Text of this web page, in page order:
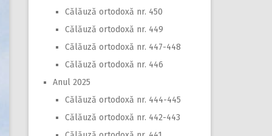
Călăuză ortodoxă nr. 450
Călăuză ortodoxă nr. 449
Călăuză ortodoxă nr. 447-448
Călăuză ortodoxă nr. 446
Anul 2025
Călăuză ortodoxă nr. 444-445
Călăuză ortodoxă nr. 442-443